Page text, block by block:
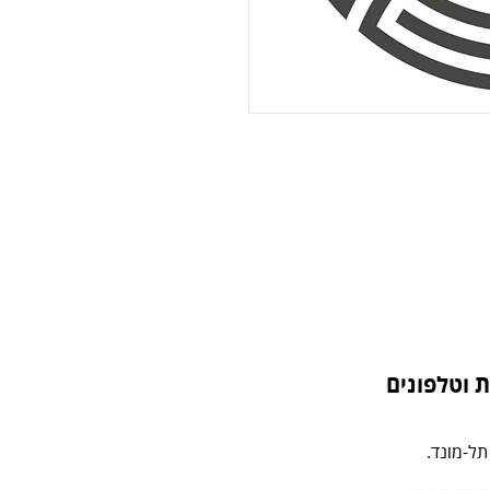
וטלפונים